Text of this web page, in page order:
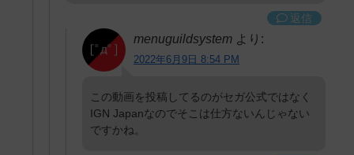
返信
menuguildsystem より:
2022年6月9日 8:54 PM
この動画を投稿してるのがセガ公式ではなく
IGN Japanなのでそこは仕方ないんじゃない
ですかね。